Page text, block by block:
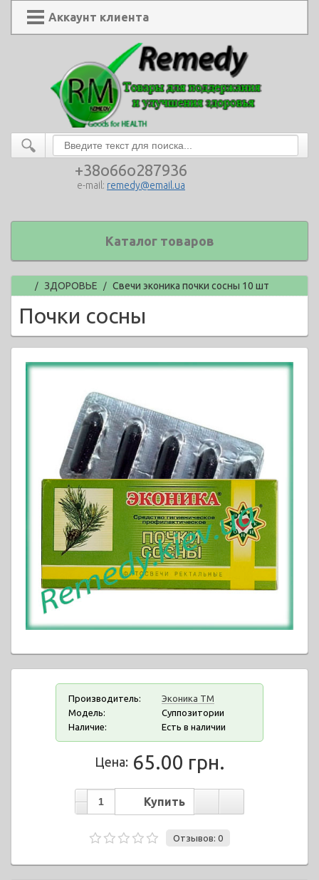
Аккаунт клиента
+38o66o287936
e-mail: remedy@email.ua
Каталог товаров
Главная
/ ЗДОРОВЬЕ / Свечи эконика почки сосны 10 шт
Почки сосны
Производитель:
Эконика ТМ
Модель:
Суппозитории
Наличие:
Есть в наличии
Цена: 65.00 грн.
Отзывов: 0